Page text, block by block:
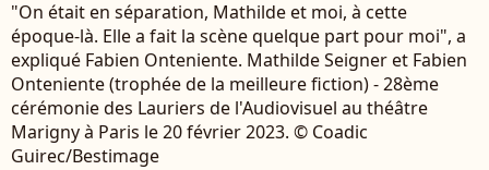
"On était en séparation, Mathilde et moi, à cette
époque-là. Elle a fait la scène quelque part pour moi", a
expliqué Fabien Onteniente. Mathilde Seigner et Fabien
Onteniente (trophée de la meilleure fiction) - 28ème
cérémonie des Lauriers de l'Audiovisuel au théâtre
Marigny à Paris le 20 février 2023. © Coadic
Guirec/Bestimage